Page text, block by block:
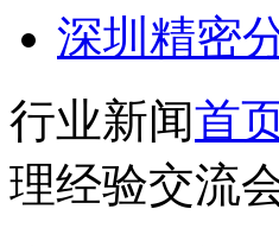
深圳精密
行业新闻首
理经验交流